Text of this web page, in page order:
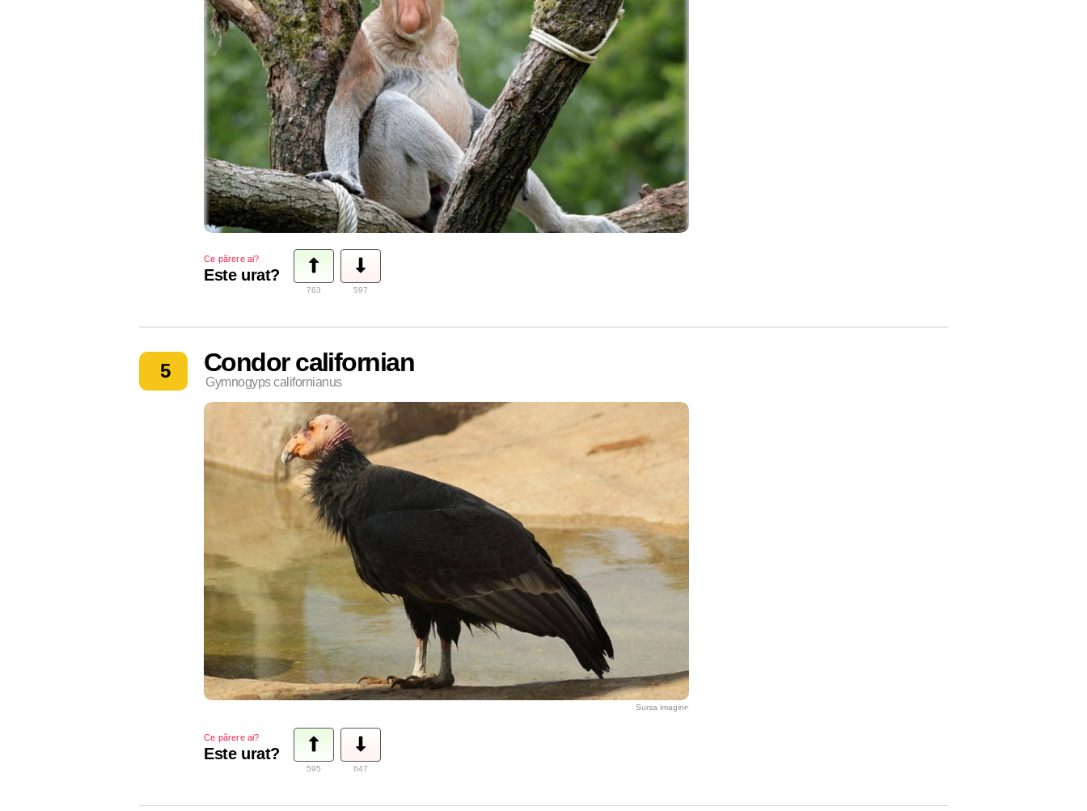
Ce părere ai?
Este urat?
763 597
5 Condor californian
Gymnogyps californianus
Sursa imagine
Ce părere ai?
Este urat?
595 647